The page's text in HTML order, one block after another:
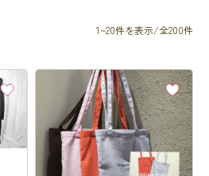
1~20件を表示/全200件